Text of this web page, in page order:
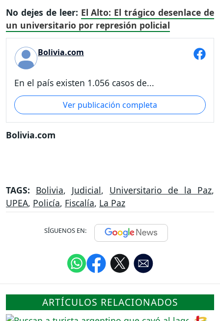
No dejes de leer: El Alto: El trágico desenlace de
un universitario por represión policial
Bolivia.com
En el país existen 1.056 casos de...
Ver publicación completa
Bolivia.com
TAGS: Bolivia, Judicial, Universitario de la Paz,
UPEA, Policía, Fiscalía, La Paz
SÍGUENOS EN:
ARTÍCULOS RELACIONADOS